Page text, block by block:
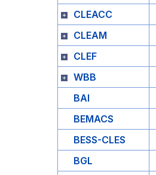
CLEACC
CLEAM
CLEF
WBB
BAI
BEMACS
BESS-CLES
BGL